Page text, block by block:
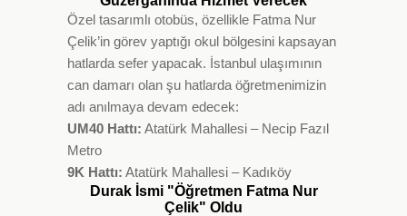
Özel tasarımlı otobüs, özellikle Fatma Nur
Çelik’in görev yaptığı okul bölgesini kapsayan
hatlarda sefer yapacak. İstanbul ulaşımının
can damarı olan şu hatlarda öğretmenimizin
adı anılmaya devam edecek:
UM40 Hattı: Atatürk Mahallesi – Necip Fazıl
Metro
9K Hattı: Atatürk Mahallesi – Kadıköy
Durak İsmi "Öğretmen Fatma Nur
Çelik" Oldu